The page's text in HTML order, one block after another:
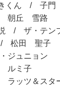
くん / 子門
朝丘 雪路
/ ザ・テン
/ 松田 聖子
ュニョン
ミ子
ッツ＆スタ